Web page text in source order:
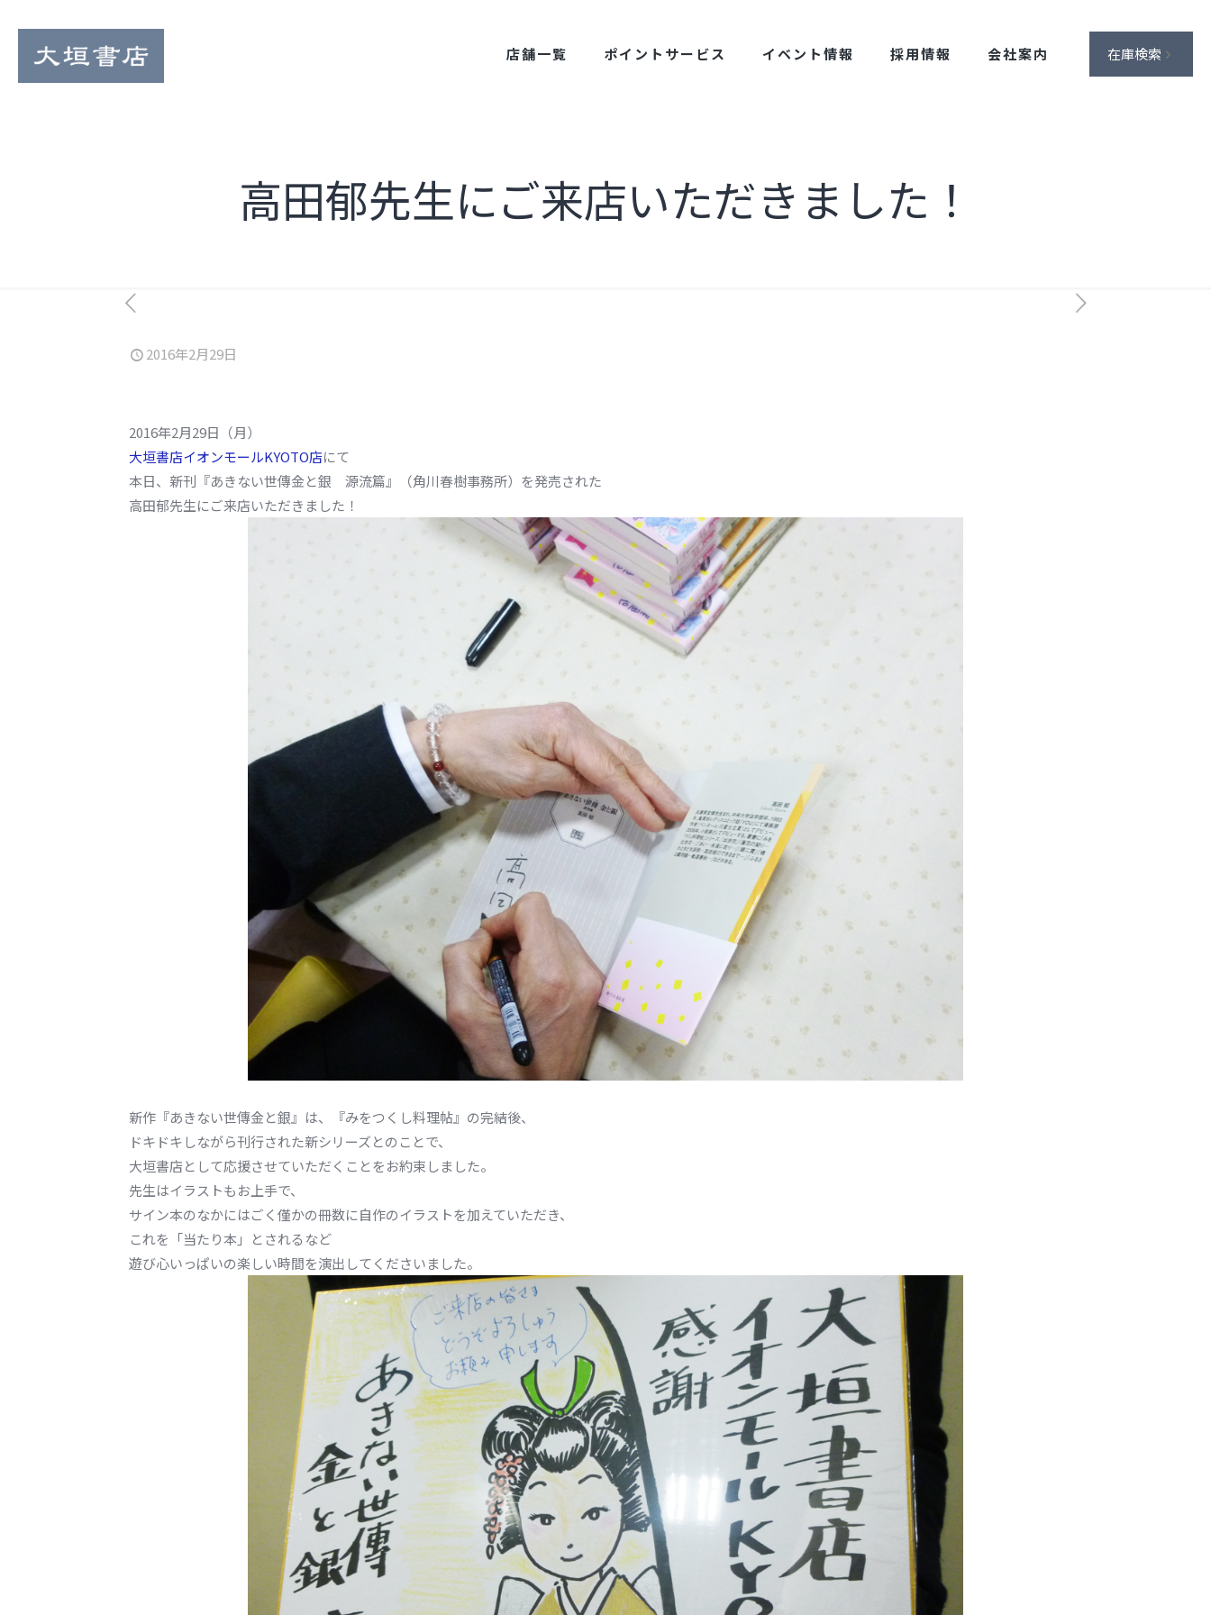
店舗一覧 ポイントサービス イベント情報 採用情報 会社案内 在庫検索
高田郁先生にご来店いただきました！
2016年2月29日
2016年2月29日（月）
大垣書店イオンモールKYOTO店にて
本日、新刊『あきない世傳金と銀 源流篇』（角川春樹事務所）を発売された
高田郁先生にご来店いただきました！
新作『あきない世傳金と銀』は、『みをつくし料理帖』の完結後、
ドキドキしながら刊行された新シリーズとのことで、
大垣書店として応援させていただくことをお約束しました。
先生はイラストもお上手で、
サイン本のなかにはごく僅かの冊数に自作のイラストを加えていただき、
これを「当たり本」とされるなど
遊び心いっぱいの楽しい時間を演出してくださいました。